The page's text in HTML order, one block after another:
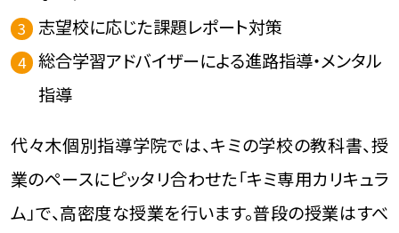
志望校に応じた課題レポート対策
総合学習アドバイザーによる進路指導・メンタル
指導
代々木個別指導学院では、キミの学校の教科書、授
業のペースにピッタリ合わせた「キミ専用カリキュラ
ム」で、高密度な授業を行います。普段の授業はすべ